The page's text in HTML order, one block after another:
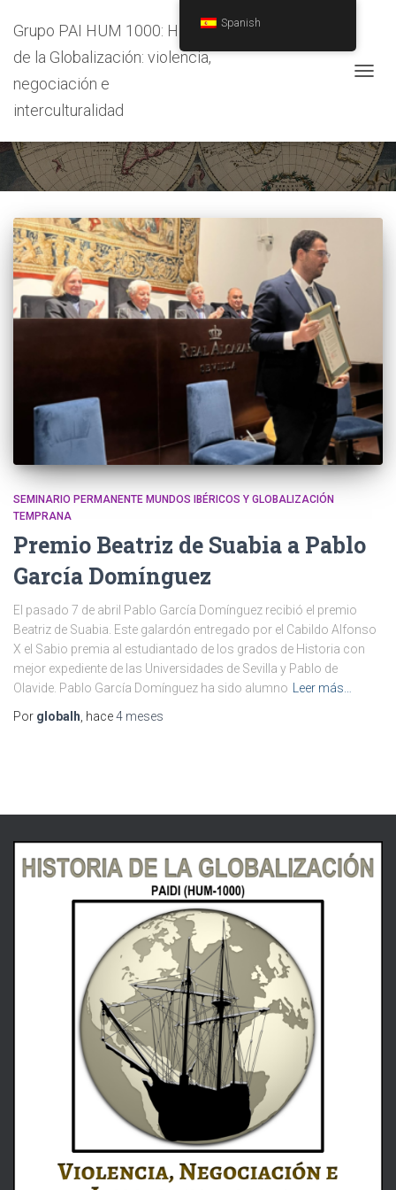
Grupo PAI HUM 1000: Historia
de la Globalización: violencia,
negociación e
interculturalidad
SEMINARIO PERMANENTE MUNDOS IBÉRICOS Y GLOBALIZACIÓN
TEMPRANA
Premio Beatriz de Suabia a Pablo
García Domínguez
El pasado 7 de abril Pablo García Domínguez recibió el premio
Beatriz de Suabia. Este galardón entregado por el Cabildo Alfonso
X el Sabio premia al estudiantado de los grados de Historia con
mejor expediente de las Universidades de Sevilla y Pablo de
Olavide. Pablo García Domínguez ha sido alumno
Leer más…
Por globalh , hace4 meses
Spanish